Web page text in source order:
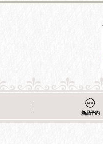
新品予約